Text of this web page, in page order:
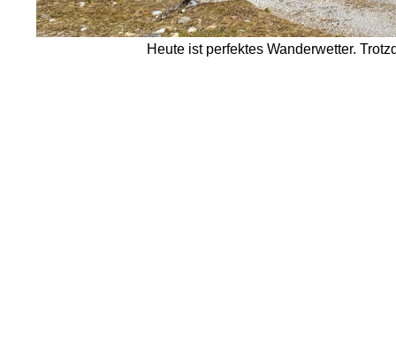
Heute ist perfektes Wanderwetter.